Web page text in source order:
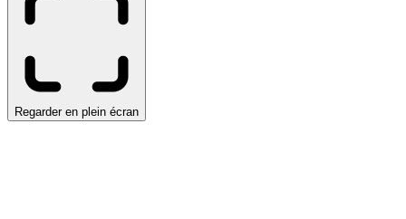
Regarder en plein écran